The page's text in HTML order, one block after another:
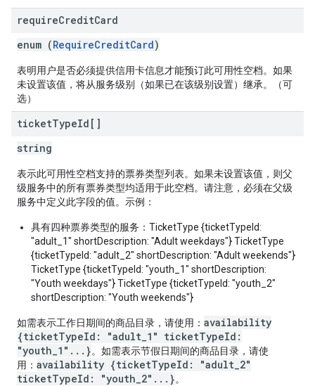
requireCreditCard
enum (RequireCreditCard)
表明用户是否必须提供信用卡信息才能预订此可用性空档。如果
未设置该值，将从服务级别（如果已在该级别设置）继承。（可
选）
ticketTypeId[]
string
表示此可用性空档支持的票券类型列表。如果未设置该值，则父
级服务中的所有票券类型均适用于此空档。请注意，必须在父级
服务中定义此字段的值。示例：
具有四种票券类型的服务：TicketType {ticketTypeId:
"adult_1" shortDescription: "Adult weekdays"} TicketType
{ticketTypeId: "adult_2" shortDescription: "Adult weekends"}
TicketType {ticketTypeId: "youth_1" shortDescription:
"Youth weekdays"} TicketType {ticketTypeId: "youth_2"
shortDescription: "Youth weekends"}
如需表示工作日期间的商品目录，请使用： availability
{ticketTypeId: "adult_1" ticketTypeId:
"youth_1"...}。如需表示节假日期间的商品目录，请使
用： availability {ticketTypeId: "adult_2"
ticketTypeId: "youth_2"...}。